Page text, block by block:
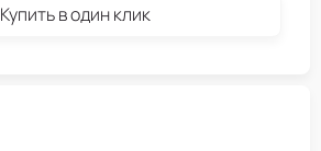
Купить в один клик